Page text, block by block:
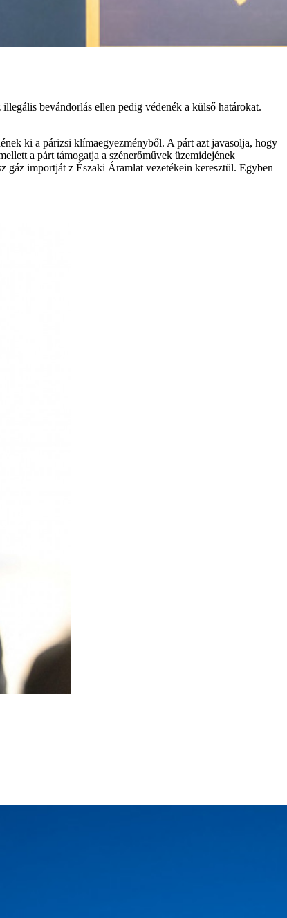
bevándorlás ellen pedig védenék a külső határokat.
ki a párizsi klímaegyezményből. A párt azt javasolja, hogy
a párt támogatja a szénerőművek üzemidejének
gáz importját z Északi Áramlat vezetékein keresztül. Egyben